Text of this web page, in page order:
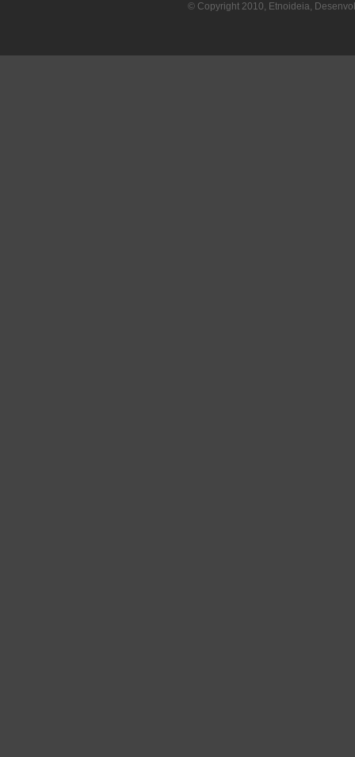
© Copyright 2010, Etnoideia,